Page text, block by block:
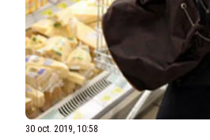
30 oct. 2019, 10:58